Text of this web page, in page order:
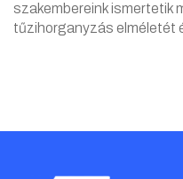
szakembereink ismertetik
tűzihorganyzás elméletét